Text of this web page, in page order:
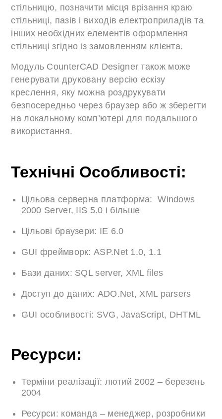
стільницю, позначити місця врізання краю
стільниці, пазів і виходів електроприладів та
інших необхідних елементів оформлення
стільниці згідно із замовленням клієнта.
Модуль CounterCAD Designer також може
генерувати друковану версію ескізу
креслення, яку можна роздрукувати
безпосередньо через браузер або ж зберегти
на локальному комп’ютері для подальшого
використання.
Технічні Особливості:
Цільова серверна платформа: Windows
2000 Server, IIS 5.0 і більше
Цільові браузери: IE 6.0
GUI фреймворк: ASP.Net 1.0, 1.1
Бази даних: SQL server, XML files
Доступ до даних: ADO.Net, XML parsers
GUI особливості: SVG, JavaScript, DHTML
Ресурси:
Терміни реалізації: лютий 2002 – березень
2004
Ресурси: команда – менеджер, розробники